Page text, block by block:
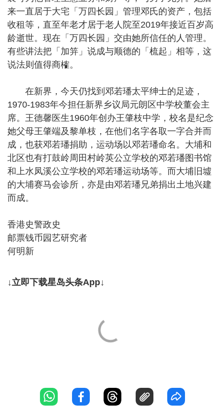
来一直居于大宅「万四长园」管理邓氏的资产，包括
收租等，直至年老才居于老人院至2019年接近百岁高
龄逝世。现在「万四长园」交由她所信任的人管理。
有些讲法把「加笄」说成与顺德的「梳起」相等，这
说法则值得商榷。
在新界，今天仍找到邓若璠太平绅士的足迹，
1970-1983年今担任新界乡议局元朗区中学校董会主
席。王德馨医生1960年创办王肇枝中学，校名是纪念
她父母王肇端及黎单枝，在他们名字各取一字合并而
成，也获邓若璠捐助，运动场以邓若璠命名。大埔和
北区也有打鼓岭周田村岭英公立学校的邓若璠图书馆
和上水凤溪公立学校的邓若璠运动场等。而大埔旧墟
的大埔赛马会诊所，亦是由邓若璠兄弟捐出土地兴建
而成。
香港史警政史
邮票钱币园艺研究者
何明新
↓立即下载星岛头条App↓